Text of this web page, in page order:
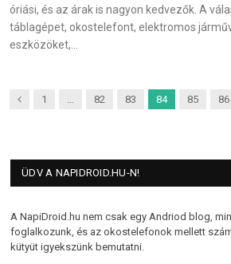
óriási, és az árak is nagyon kedvezők. A
táblagépet, okostelefont, elektromos
eszközöket,…
Previous
1 … 82 83 84 85 86
ÜDV A NAPIDROID.HU-N!
A NapiDroid.hu nem csak egy Andriod blog,
foglalkozunk, és az okostelefonok mellett
kütyüt igyekszünk bemutatni.